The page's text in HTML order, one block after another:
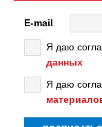
E-mail
Я даю
данных
Я даю